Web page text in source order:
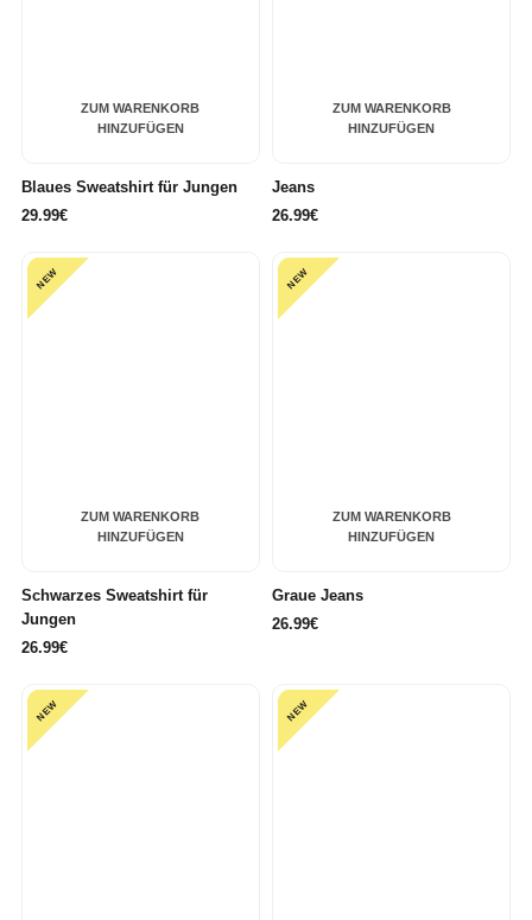
ZUM WARENKORB
HINZUFÜGEN
Blaues Sweatshirt für Jungen
29.99€
ZUM WARENKORB
HINZUFÜGEN
Jeans
26.99€
ZUM WARENKORB
HINZUFÜGEN
NEW
Schwarzes Sweatshirt für
Jungen
26.99€
ZUM WARENKORB
HINZUFÜGEN
NEW
Graue Jeans
26.99€
NEW NEW